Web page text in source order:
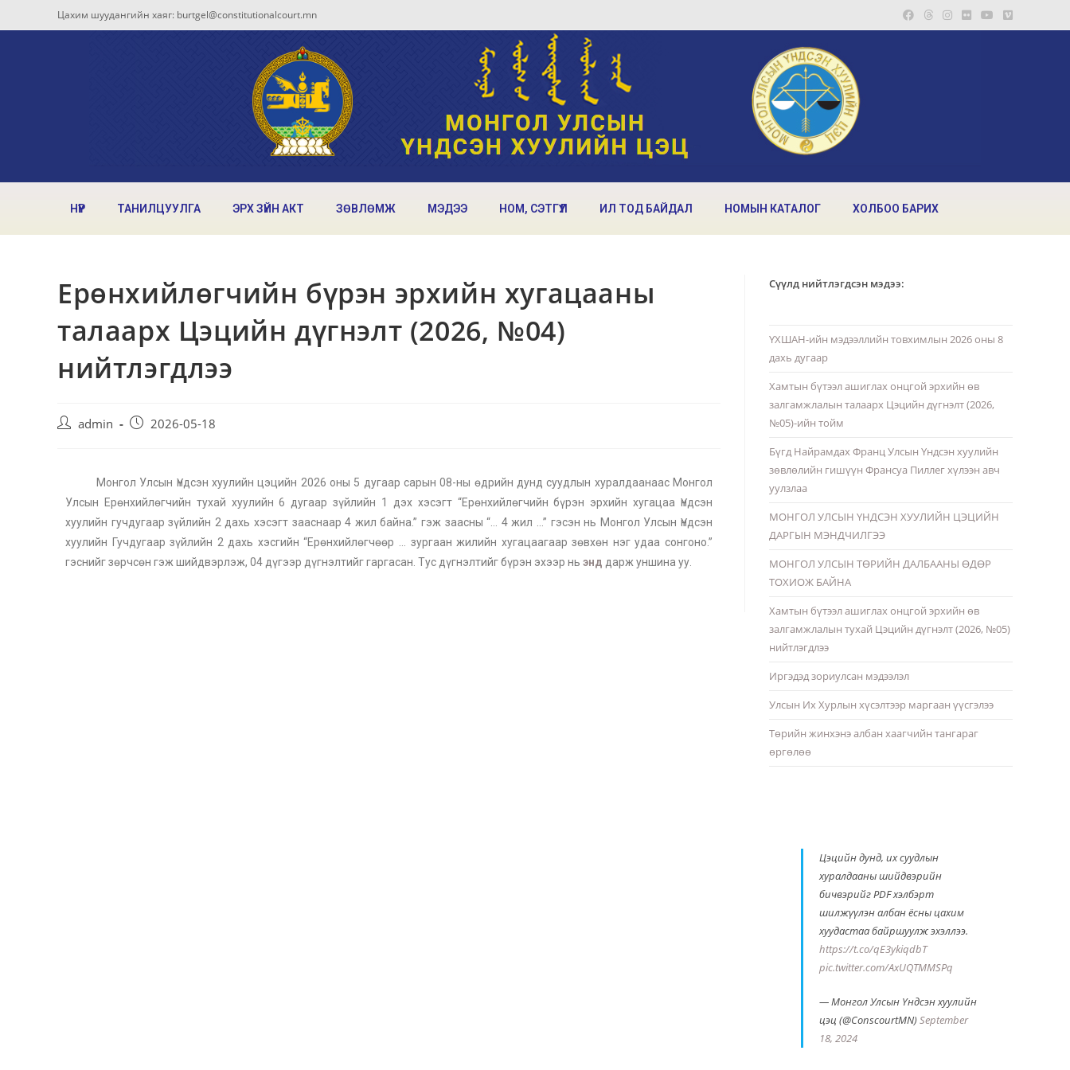
Цахим шуудангийн хаяг: burtgel@constitutionalcourt.mn
НҮҮР ТАНИЛЦУУЛГА ЭРХ ЗҮЙН АКТ ЗӨВЛӨМЖ МЭДЭЭ НОМ, СЭТГҮҮЛ ИЛ ТОД БАЙДАЛ НОМЫН КАТАЛОГ ХОЛБОО БАРИХ
Ерөнхийлөгчийн бүрэн эрхийн хугацааны
талаарх Цэцийн дүгнэлт (2026, №04)
нийтлэгдлээ
admin 2026-05-18
Монгол Улсын Үндсэн хуулийн цэцийн 2026 оны 5 дугаар сарын 08-ны өдрийн дунд суудлын хуралдаанаас Монгол
Улсын Ерөнхийлөгчийн тухай хуулийн 6 дугаар зүйлийн 1 дэх хэсэгт “Ерөнхийлөгчийн бүрэн эрхийн хугацаа Үндсэн
хуулийн гучдугаар зүйлийн 2 дахь хэсэгт зааснаар 4 жил байна.” гэж заасны “… 4 жил …” гэсэн нь Монгол Улсын Үндсэн
хуулийн Гучдугаар зүйлийн 2 дахь хэсгийн “Ерөнхийлөгчөөр … зургаан жилийн хугацаагаар зөвхөн нэг удаа сонгоно.”
гэснийг зөрчсөн гэж шийдвэрлэж, 04 дүгээр дүгнэлтийг гаргасан. Тус дүгнэлтийг бүрэн эхээр нь энд дарж уншина уу.
Сүүлд нийтлэгдсэн мэдээ:
ҮХШАН-ийн мэдээллийн товхимлын 2026 оны 8
дахь дугаар
Хамтын бүтээл ашиглах онцгой эрхийн өв
залгамжлалын талаарх Цэцийн дүгнэлт (2026,
№05)-ийн тойм
Бүгд Найрамдах Франц Улсын Үндсэн хуулийн
зөвлөлийн гишүүн Франсуа Пиллег хүлээн авч
уулзлаа
МОНГОЛ УЛСЫН ҮНДСЭН ХУУЛИЙН ЦЭЦИЙН
ДАРГЫН МЭНДЧИЛГЭЭ
МОНГОЛ УЛСЫН ТӨРИЙН ДАЛБААНЫ ӨДӨР
ТОХИОЖ БАЙНА
Хамтын бүтээл ашиглах онцгой эрхийн өв
залгамжлалын тухай Цэцийн дүгнэлт (2026, №05)
нийтлэгдлээ
Иргэдэд зориулсан мэдээлэл
Улсын Их Хурлын хүсэлтээр маргаан үүсгэлээ
Төрийн жинхэнэ албан хаагчийн тангараг
өргөлөө
Цэцийн дунд, их суудлын
хуралдааны шийдвэрийн
бичвэрийг PDF хэлбэрт
шилжүүлэн албан ёсны цахим
хуудастаа байршуулж эхэллээ.
https://t.co/qE3ykiqdbT
pic.twitter.com/AxUQTMMSPq
— Монгол Улсын Үндсэн хуулийн
цэц (@ConscourtMN)September
18, 2024